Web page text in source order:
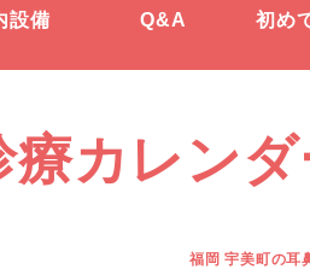
設備 Q&A 初め
療カレンダ
福岡 宇美町の耳